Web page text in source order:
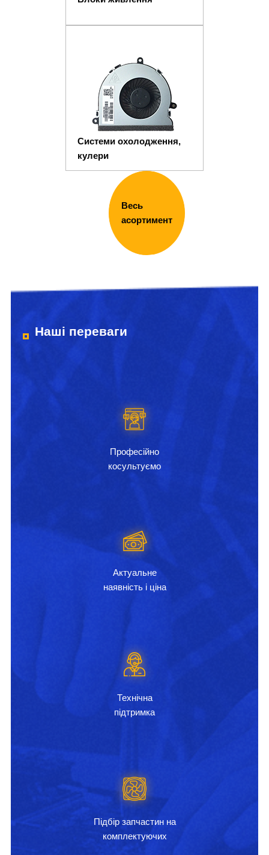
Системи охолодження,
кулери
Весь
асортимент
Наші переваги
Професійно
косультуємо
Актуальне
наявність і ціна
Технічна
підтримка
Підбір запчастин на
комплектуючих